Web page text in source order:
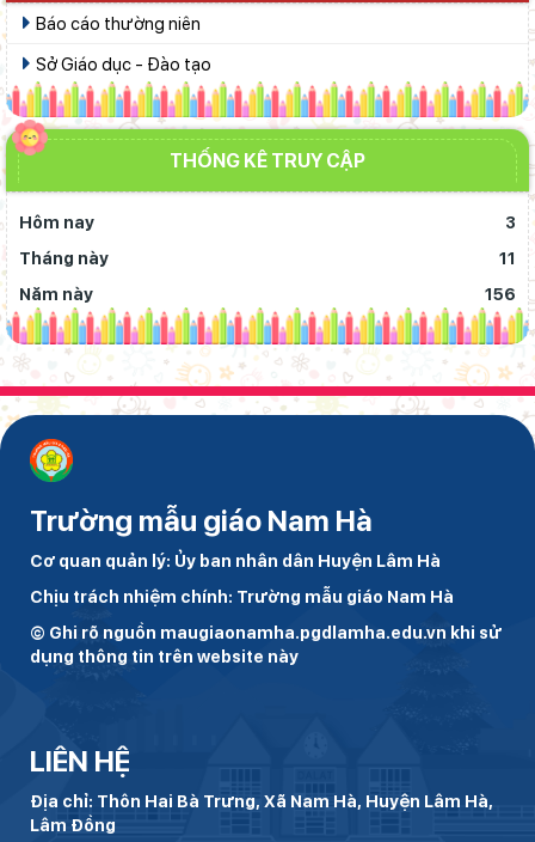
Báo cáo thường niên
Sở Giáo dục - Đào tạo
THỐNG KÊ TRUY CẬP
Hôm nay
3
Tháng này
11
Năm này
156
Trường mẫu giáo Nam Hà
Cơ quan quản lý: Ủy ban nhân dân Huyện Lâm Hà
Chịu trách nhiệm chính: Trường mẫu giáo Nam Hà
© Ghi rõ nguồn maugiaonamha.pgdlamha.edu.vn khi sử
dụng thông tin trên website này
LIÊN HỆ
Địa chỉ: Thôn Hai Bà Trưng, Xã Nam Hà, Huyện Lâm Hà,
Lâm Đồng